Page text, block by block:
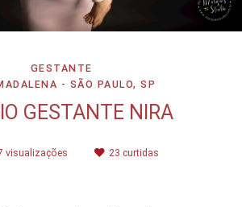
GESTANTE
- SÃO PAULO, SP
GESTANTE NIRA
visualizações 23 curtidas